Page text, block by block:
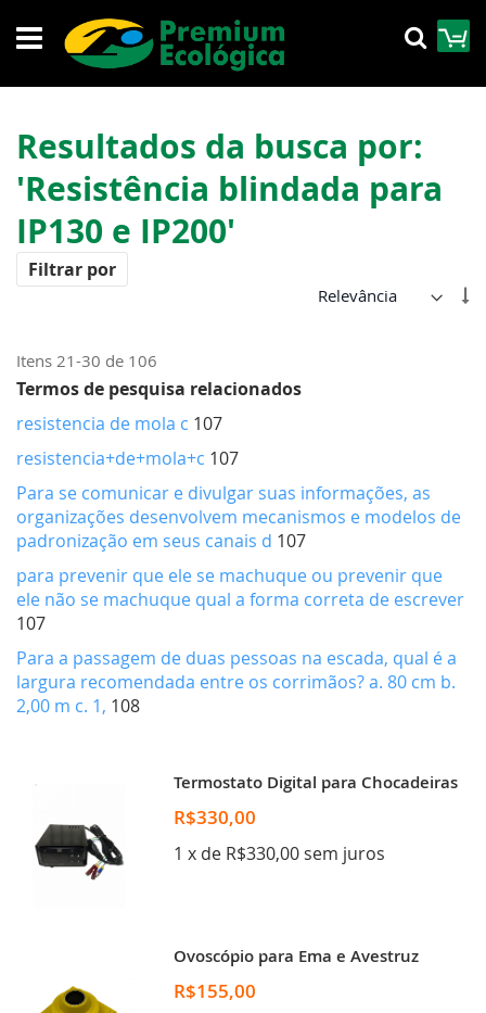
para
o
Resultados da busca por:
'Resistência blindada para
IP130 e IP200'
Itens 21-30 de 106
Termos de pesquisa relacionados
resistencia de mola c 107
resistencia+de+mola+c 107
Para se comunicar e divulgar suas informações, as
organizações desenvolvem mecanismos e modelos de
padronização em seus canais d 107
para prevenir que ele se machuque ou prevenir que
ele não se machuque qual a forma correta de escrever
107
Para a passagem de duas pessoas na escada, qual é a
largura recomendada entre os corrimãos? a. 80 cm b.
2,00 m c. 1, 108
Termostato Digital para Chocadeiras
R$330,00
1 x de R$330,00 sem juros
Ovoscópio para Ema e Avestruz
R$155,00
Filtrar por